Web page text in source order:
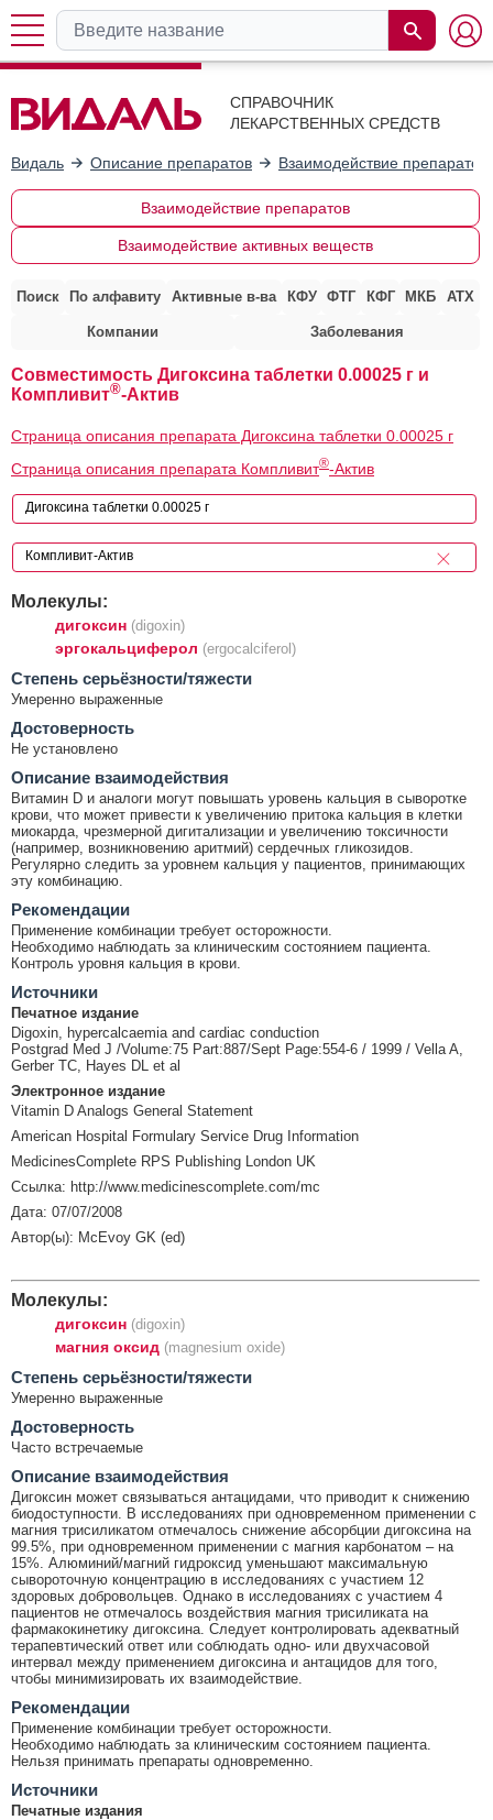
СПРАВОЧНИК
ЛЕКАРСТВЕННЫХ СРЕДСТВ
Видаль Описание препаратов Взаимодействие препаратов
Взаимодействие препаратов
Взаимодействие активных веществ
Поиск По алфавиту Активные в-ва КФУ ФТГ КФГ МКБ АТХ
Компании Заболевания
Совместимость Дигоксина таблетки 0.00025 г и
Компливит®-Актив
Страница описания препарата Дигоксина таблетки 0.00025 г
Страница описания препарата Компливит®-Актив
Молекулы:
дигоксин (digoxin)
эргокальциферол (ergocalciferol)
Cтепень серьёзности/тяжести
Умеренно выраженные
Достоверность
Не установлено
Описание взаимодействия
Витамин D и аналоги могут повышать уровень кальция в сыворотке
крови, что может привести к увеличению притока кальция в клетки
миокарда, чрезмерной дигитализации и увеличению токсичности
(например, возникновению аритмий) сердечных гликозидов.
Регулярно следить за уровнем кальция у пациентов, принимающих
эту комбинацию.
Рекомендации
Применение комбинации требует осторожности.
Необходимо наблюдать за клиническим состоянием пациента.
Контроль уровня кальция в крови.
Источники
Печатное издание
Digoxin, hypercalcaemia and cardiac conduction
Postgrad Med J /Volume:75 Part:887/Sept Page:554-6 / 1999 / Vella A,
Gerber TC, Hayes DL et al
Электронное издание
Vitamin D Analogs General Statement
American Hospital Formulary Service Drug Information
MedicinesComplete RPS Publishing London UK
Ссылка: http://www.medicinescomplete.com/mc
Дата: 07/07/2008
Автор(ы): McEvoy GK (ed)
Молекулы:
дигоксин (digoxin)
магния оксид (magnesium oxide)
Cтепень серьёзности/тяжести
Умеренно выраженные
Достоверность
Часто встречаемые
Описание взаимодействия
Дигоксин может связываться антацидами, что приводит к снижению
биодоступности. В исследованиях при одновременном применении с
магния трисиликатом отмечалось снижение абсорбции дигоксина на
99.5%, при одновременном применении с магния карбонатом – на
15%. Алюминий/магний гидроксид уменьшают максимальную
сывороточную концентрацию в исследованиях с участием 12
здоровых добровольцев. Однако в исследованиях с участием 4
пациентов не отмечалось воздействия магния трисиликата на
фармакокинетику дигоксина. Следует контролировать адекватный
терапевтический ответ или соблюдать одно- или двухчасовой
интервал между применением дигоксина и антацидов для того,
чтобы минимизировать их взаимодействие.
Рекомендации
Применение комбинации требует осторожности.
Необходимо наблюдать за клиническим состоянием пациента.
Нельзя принимать препараты одновременно.
Источники
Печатные издания